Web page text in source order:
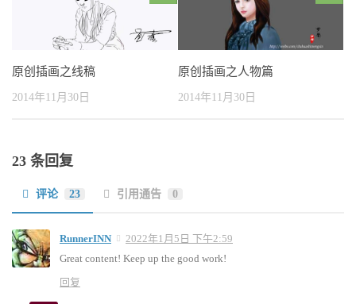
原创插画之线稿
2014年11月30日
原创插画之人物篇
2014年11月30日
23 条回复
评论 23 引用通告 0
RunnerINN
2022年1月5日 下午2:59
Great content! Keep up the good work!
回复